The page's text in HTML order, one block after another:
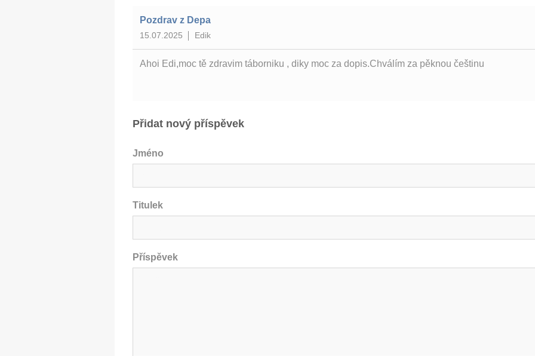
Pozdrav z Depa
15.07.2025 Edik
Ahoi Edi,moc tě zdravim táborniku , diky moc za dopis.Chválím za pěknou češtinu
Přidat nový příspěvek
Jméno
Titulek
Příspěvek